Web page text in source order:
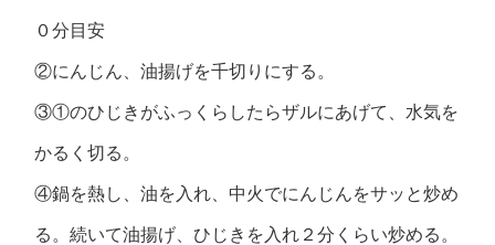
０分目安
②にんじん、油揚げを千切りにする。
③①のひじきがふっくらしたらザルにあげて、水気を
かるく切る。
④鍋を熱し、油を入れ、中火でにんじんをサッと炒め
る。続いて油揚げ、ひじきを入れ２分くらい炒める。